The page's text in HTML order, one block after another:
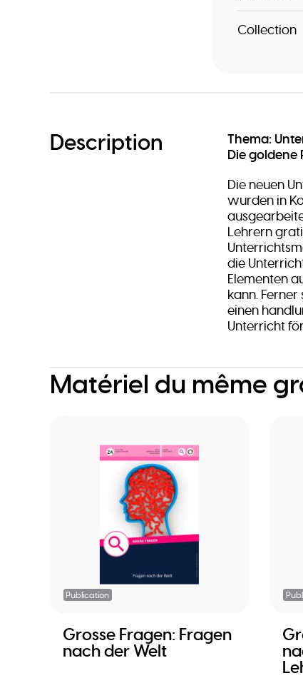
Collection
Description
Thema:
Die goldene
Die neuen
wurden in
Lehrern
die
Elementen
kann.
einen
Unterricht
Matériel du même
Publication
Grosse Fragen: Fragen
nach der Welt